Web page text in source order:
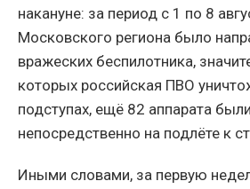
накануне: за период с 1 по 8
Московского региона было
вражеских беспилотника,
которых российская ПВО
подступах, ещё 82 аппарата
непосредственно на подлёте к
Иными словами, за первую